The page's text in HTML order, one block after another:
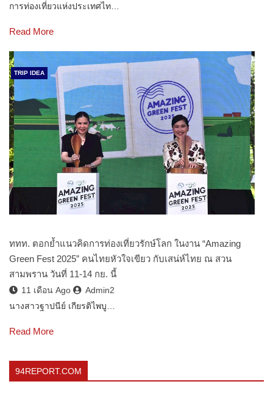
การท่องเที่ยวแห่งประเทศไท…
Read More
TRIP IDEA
ททท. ตอกย้ำแนวคิดการท่องเที่ยวรักษ์โลก ในงาน “Amazing
Green Fest 2025” คนไทยหัวใจเขียว กับเสน่ห์ไทย ณ สวน
สามพราน วันที่ 11-14 กย. นี้
11 เดือน Ago
Admin2
นางสาวฐาปนีย์ เกียรติไพบู…
Read More
94REPORT.COM